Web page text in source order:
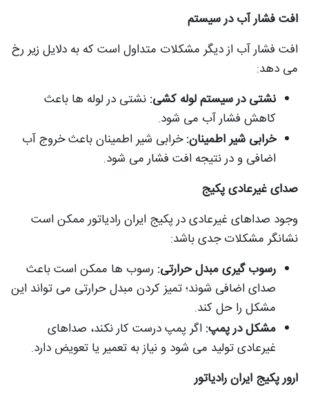
افت فشار آب در سیستم
افت فشار آب از دیگر مشکلات متداول است که به دلایل زیر رخ
می دهد:
نشتی در سیستم لوله کشی: نشتی در لوله ها باعث
کاهش فشار آب می شود.
خرابی شیر اطمینان:خرابی شیر اطمینان باعث خروج آب
اضافی و در نتیجه افت فشار می شود.
صدای غیرعادی پکیج
وجود صداهای غیرعادی در پکیج ایران رادیاتور ممکن است
نشانگر مشکلات جدی باشد:
رسوب گیری مبدل حرارتی: رسوب ها ممکن است باعث
صدای اضافی شوند؛ تمیز کردن مبدل حرارتی می تواند این
مشکل را حل کند.
مشکل در پمپ: اگر پمپ درست کار نکند، صداهای
غیرعادی تولید می شود و نیاز به تعمیر یا تعویض دارد.
ارور پکیج ایران رادیاتور